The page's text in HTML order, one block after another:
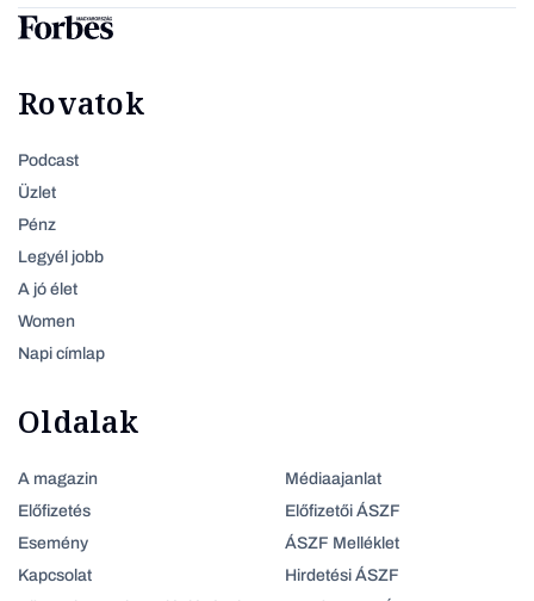
Rovatok
Podcast
Üzlet
Pénz
Legyél jobb
A jó élet
Women
Napi címlap
Oldalak
A magazin
Előfizetés
Esemény
Kapcsolat
Médiaajanlat
Előfizetői ÁSZF
ÁSZF Melléklet
Hirdetési ÁSZF